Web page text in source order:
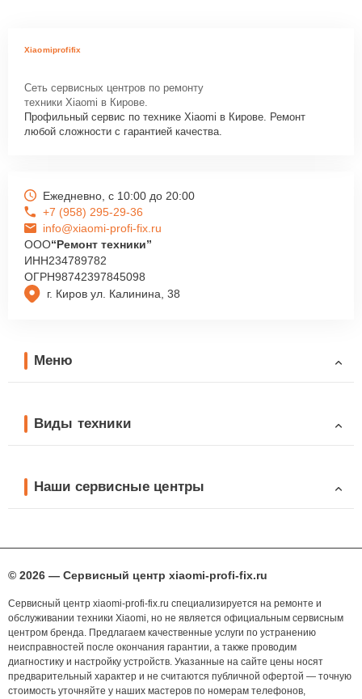
Xiaomiprofifix
Сеть сервисных центров по ремонту
техники Xiaomi в Кирове.
Профильный сервис по технике Xiaomi в Кирове. Ремонт
любой сложности с гарантией качества.
г. Киров ул. Калинина, 38
Ежедневно, с 10:00 до 20:00
+7 (958) 295-29-36
info@xiaomi-profi-fix.ru
ООО“Ремонт техники”
ИНН234789782
ОГРН98742397845098
Меню
Виды техники
Наши сервисные центры
© 2026 — Сервисный центр xiaomi-profi-fix.ru
Сервисный центр xiaomi-profi-fix.ru специализируется на ремонте и
обслуживании техники Xiaomi, но не является официальным сервисным
центром бренда. Предлагаем качественные услуги по устранению
неисправностей после окончания гарантии, а также проводим
диагностику и настройку устройств. Указанные на сайте цены носят
предварительный характер и не считаются публичной офертой — точную
стоимость уточняйте у наших мастеров по номерам телефонов,